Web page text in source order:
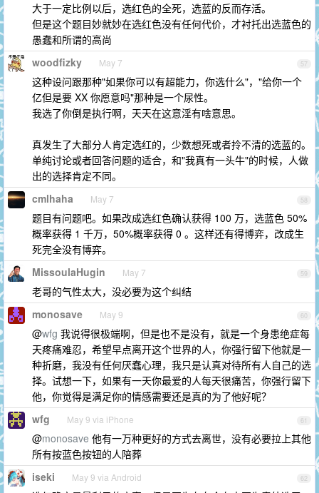
大于一定比例以后，选红色的全死，选蓝的反而存活。
但是这个题目妙就妙在选红色没有任何代价，才衬托出选蓝色的
愚蠢和所谓的高尚
57
woodfizky May 7
这种设问跟那种"如果你可以有超能力，你选什么"，"给你一个
亿但是要 XX 你愿意吗"那种是一个尿性。
我选了你倒是执行啊，天天在这意淫有啥意思。
真发生了大部分人肯定选红的，少数想死或者拎不清的选蓝的。
单纯讨论或者回答问题的适合，和"我真有一头牛"的时候，人做
出的选择肯定不同。
58
cmlhaha May 7
题目有问题吧。如果改成选红色确认获得 100 万，选蓝色 50%
概率获得 1 千万，50%概率获得 0 。这样还有得博弈，改成生
死完全没有博弈。
59
MissoulaHugin May 7
老哥的气性太大，没必要为这个纠结
60
monosave May 9
@wfg 我说得很极端啊，但是也不是没有，就是一个身患绝症每
天疼痛难忍，希望早点离开这个世界的人，你强行留下他就是一
种折磨，我没有任何厌蠢心理，我只是认真对待所有人自己的选
择。试想一下，如果有一天你最爱的人每天很痛苦，你强行留下
他，你觉得是满足你的情感需要还是真的为了他好呢？
61
wfg May 9 via iPhone
@monosave 他有一万种更好的方式去离世，没有必要拉上其他
所有按蓝色按钮的人陪葬
62
iseki May 9 via Android